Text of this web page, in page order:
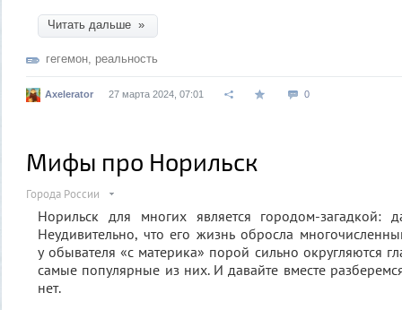
Читать дальше »
гегемон реальность
Axelerator 27 марта 2024, 07:01 0
Мифы про Норильск
Города России
Норильск для многих является городом-загадкой:
Неудивительно, что его жизнь обросла
у обывателя «с материка» порой сильно округляются
самые популярные из них. И давайте вместе
нет.